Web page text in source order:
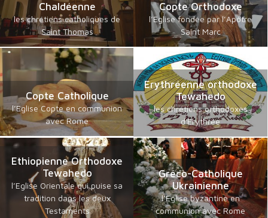
Chaldéenne
les chrétiens catholiques de
Saint Thomas
Copte Orthodoxe
l’Eglise fondée par l’Apôtre
Saint Marc
Copte Catholique
l’Eglise Copte en communion
avec Rome
Erythréenne orthodoxe
Tewahedo
les chrétiens orthodoxes
d'Erythrée
Ethiopienne Orthodoxe
Tewahedo
l’Eglise Orientale qui puise sa
tradition dans les deux
Testaments
Gréco-Catholique
Ukrainienne
l’Eglise byzantine en
communion avec Rome